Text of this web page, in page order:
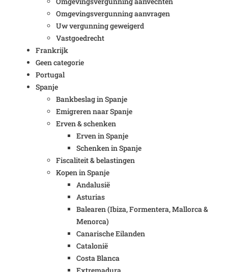
Omgevingsvergunning aanvragen
Uw vergunning geweigerd
Vastgoedrecht
Frankrijk
Geen categorie
Portugal
Spanje
Bankbeslag in Spanje
Emigreren naar Spanje
Erven & schenken
Erven in Spanje
Schenken in Spanje
Fiscaliteit & belastingen
Kopen in Spanje
Andalusië
Asturias
Balearen (Ibiza, Formentera, Mallorca &
Menorca)
Canarische Eilanden
Catalonië
Costa Blanca